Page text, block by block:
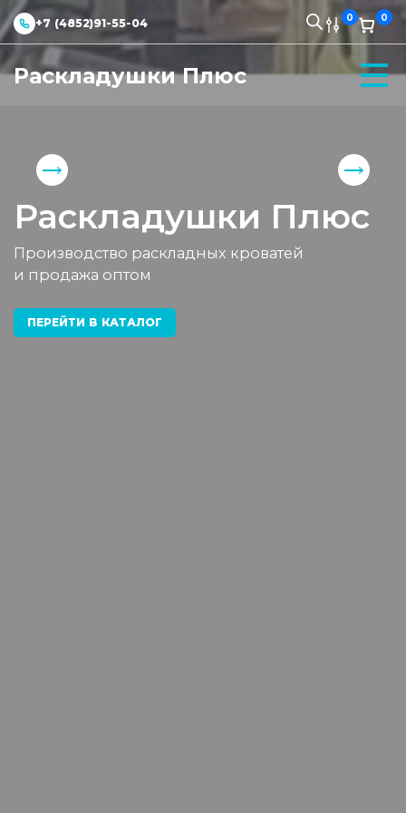
+7 (4852)91-55-04 0 0
Раскладушки Плюс
Раскладушки Плюс
Производство раскладных кроватей
и продажа оптом
ПЕРЕЙТИ В КАТАЛОГ